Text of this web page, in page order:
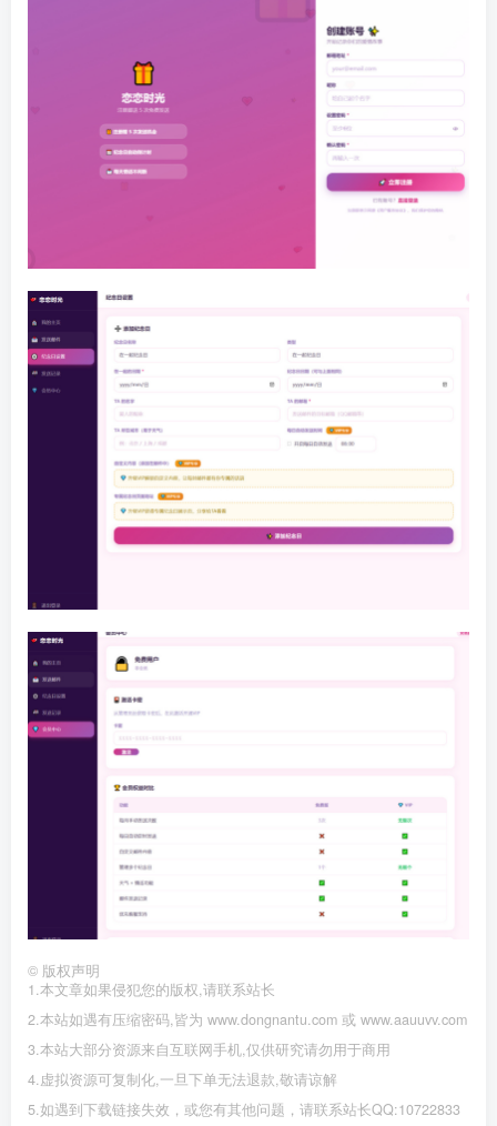
© 版权声明
1.本文章如果侵犯您的版权,请联系站长
2.本站如遇有压缩密码,皆为 www.dongnantu.com 或 www.aauuvv.com
3.本站大部分资源来自互联网手机,仅供研究请勿用于商用
4.虚拟资源可复制化,一旦下单无法退款,敬请谅解
5.如遇到下载链接失效，或您有其他问题，请联系站长QQ:10722833